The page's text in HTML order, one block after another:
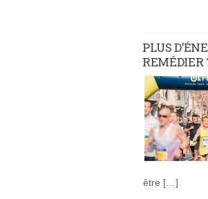
PLUS
REMÉDIER
être […]